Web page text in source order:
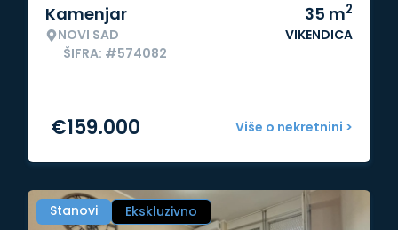
Kamenjar
NOVI SAD
ŠIFRA: #574082
35 m2
VIKENDICA
Više o nekretnini >
€159.000
Stanovi Ekskluzivno